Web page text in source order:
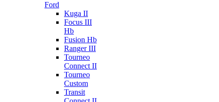
Ford
Kuga II
Focus III
Hb
Fusion Hb
Ranger III
Tourneo
Connect II
Tourneo
Custom
Transit